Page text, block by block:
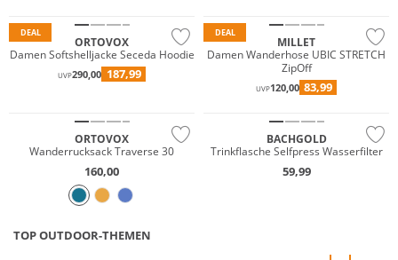
DEAL
ORTOVOX
Damen Softshelljacke Seceda Hoodie
UVP290,00 187,99
DEAL
MILLET
Damen Wanderhose UBIC STRETCH
ZipOff
UVP120,00 83,99
ORTOVOX
Wanderrucksack Traverse 30
160,00
BACHGOLD
Trinkflasche Selfpress Wasserfilter
59,99
TOP OUTDOOR-THEMEN